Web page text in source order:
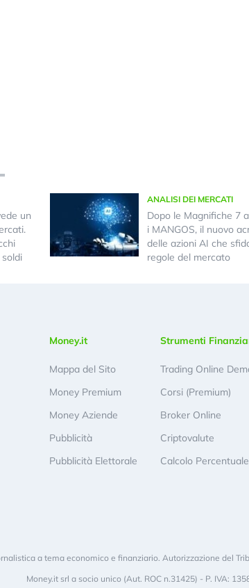
un
ANALISI DEI MERCATI
Dopo le Magnifiche 7
i MANGOS, il nuovo
delle azioni AI che
regole del mercato
Money.it
Mappa del Sito
Money Premium
Money Aziende
Pubblicità
Pubblicità Elettorale
Strumenti
Trading Online
Corsi (Premium)
Broker Online
Criptovalute
Calcolo Percentuale
a tema economico e finanziario. Autorizzazione del
Money.it srl a socio unico (Aut. ROC n.31425) - P. IVA: